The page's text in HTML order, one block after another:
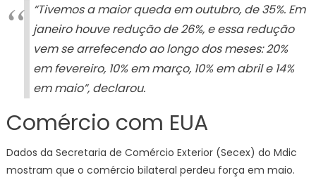
“Tivemos a maior queda em outubro, de 35%. Em
janeiro houve redução de 26%, e essa redução
vem se arrefecendo ao longo dos meses: 20%
em fevereiro, 10% em março, 10% em abril e 14%
em maio”, declarou.
Comércio com EUA
Dados da Secretaria de Comércio Exterior (Secex) do Mdic
mostram que o comércio bilateral perdeu força em maio.